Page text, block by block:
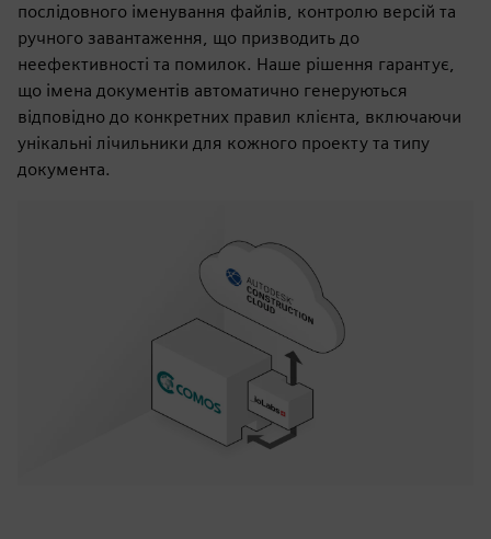
послідовного іменування файлів, контролю версій та
ручного завантаження, що призводить до
неефективності та помилок. Наше рішення гарантує,
що імена документів автоматично генеруються
відповідно до конкретних правил клієнта, включаючи
унікальні лічильники для кожного проекту та типу
документа.